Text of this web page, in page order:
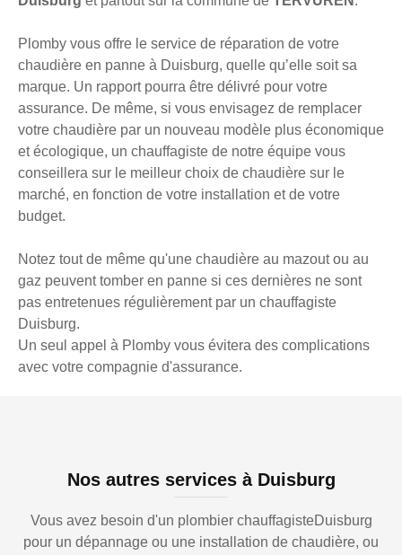
Plomby vous offre le service de réparation de votre
chaudière en panne à Duisburg, quelle qu’elle soit sa
marque. Un rapport pourra être délivré pour votre
assurance. De même, si vous envisagez de remplacer
votre chaudière par un nouveau modèle plus économique
et écologique, un chauffagiste de notre équipe vous
conseillera sur le meilleur choix de chaudière sur le
marché, en fonction de votre installation et de votre
budget.
Notez tout de même qu'une chaudière au mazout ou au
gaz peuvent tomber en panne si ces dernières ne sont
pas entretenues régulièrement par un chauffagiste
Duisburg.
Un seul appel à Plomby vous évitera des complications
avec votre compagnie d'assurance.
Nos autres services à Duisburg
Vous avez besoin d'un plombier chauffagisteDuisburg
pour un dépannage ou une installation de chaudière, ou